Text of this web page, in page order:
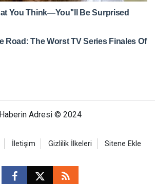
Haberin Adresi © 2024
İletişim Gizlilik İlkeleri Sitene Ekle